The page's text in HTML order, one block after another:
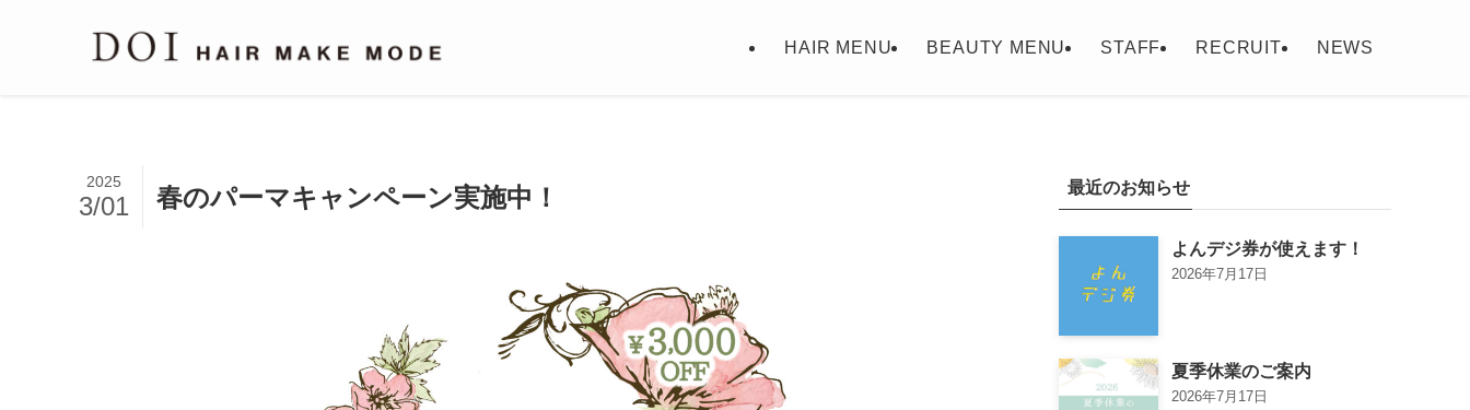
HAIR MENU BEAUTY MENU STAFF RECRUIT NEWS
春のパーマキャンペーン実施中！
2025
3/01
最近のお知らせ
よんデジ券が使えます！
2026年7月17日
夏季休業のご案内
2026年7月17日